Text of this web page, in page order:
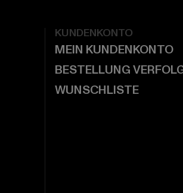
KUNDENKONTO
MEIN KUNDENKONTO
BESTELLUNG
WUNSCHLISTE